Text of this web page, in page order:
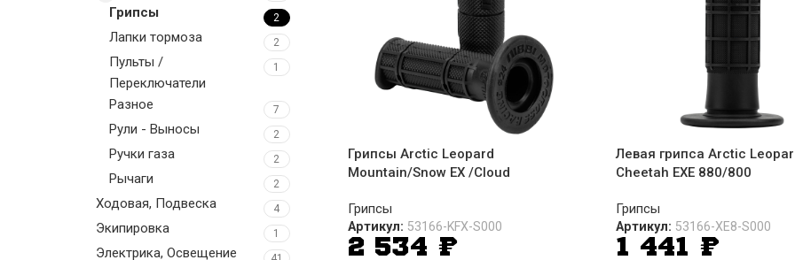
Грипсы 2
Лапки тормоза 2
Пульты /
Переключатели
1
Разное 7
Рули - Выносы 2
Ручки газа 2
Рычаги 2
Ходовая, Подвеска 4
Экипировка 1
Электрика, Освещение
Грипсы Arctic Leopard
Mountain/Snow EX /Cloud
Грипсы
Артикул: 53166-KFX-S000
2 534 ₽
Левая грипса Arctic
Cheetah EXE 880/800
Грипсы
Артикул: 53166-XE8-S000
1 441 ₽